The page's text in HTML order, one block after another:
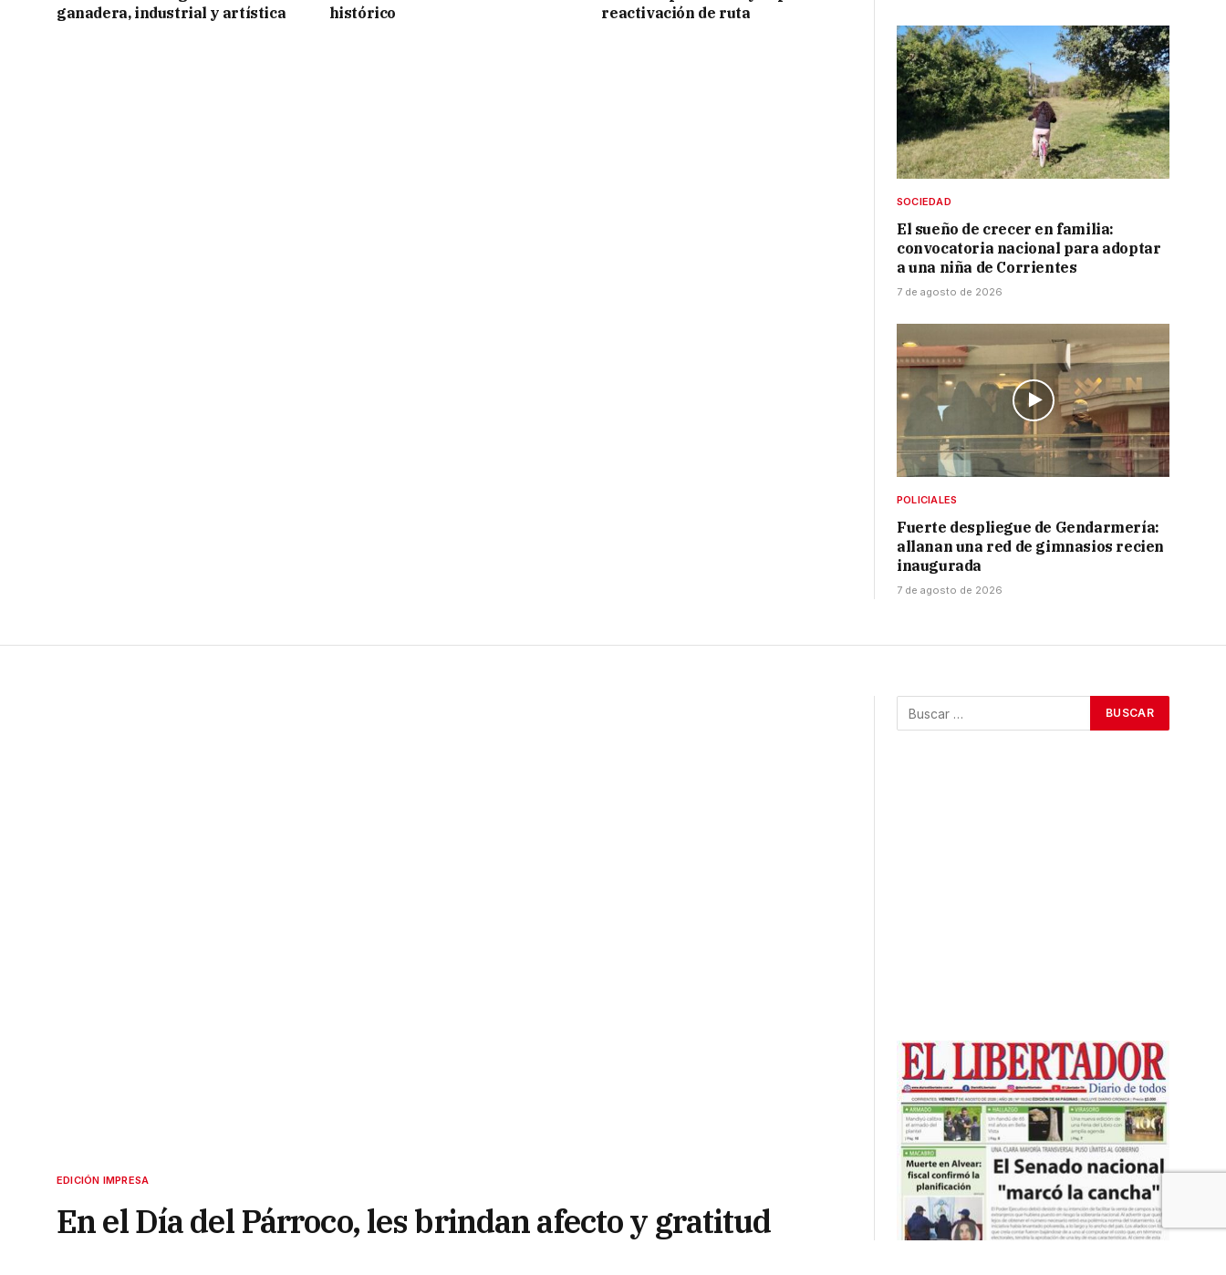
ganadera, industrial y artística
histórico
reactivación de ruta
SOCIEDAD
El sueño de crecer en familia:
convocatoria nacional para adoptar
a una niña de Corrientes
7 de agosto de 2026
POLICIALES
Fuerte despliegue de Gendarmería:
allanan una red de gimnasios recien
inaugurada
7 de agosto de 2026
EDICIÓN IMPRESA
En el Día del Párroco, les brindan afecto y gratitud